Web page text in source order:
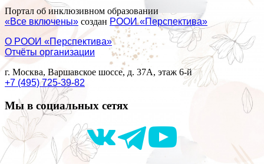
Портал об инклюзивном образовании
«Все включены» создан РООИ «Перспектива»
О РООИ «Перспектива»
Отчёты организации
г. Москва, Варшавское шоссе, д. 37А, этаж 6-й
+7 (495) 725-39-82
Мы в социальных сетях